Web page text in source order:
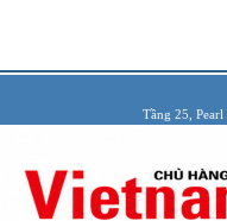
Tầng 25,